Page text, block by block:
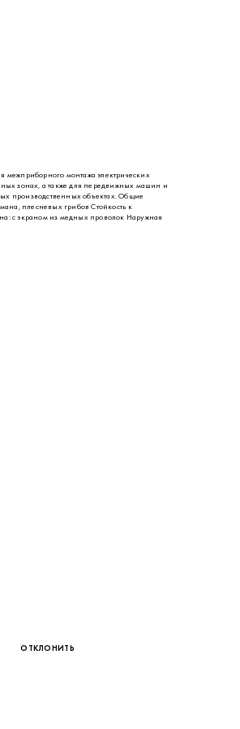
монтажа электрических
зонах, а также для передвижных машин и
производственных объектах. Общие
плесневых грибов Стойкость к
с экраном из медных проволок Наружная
ОТКЛОНИТЬ